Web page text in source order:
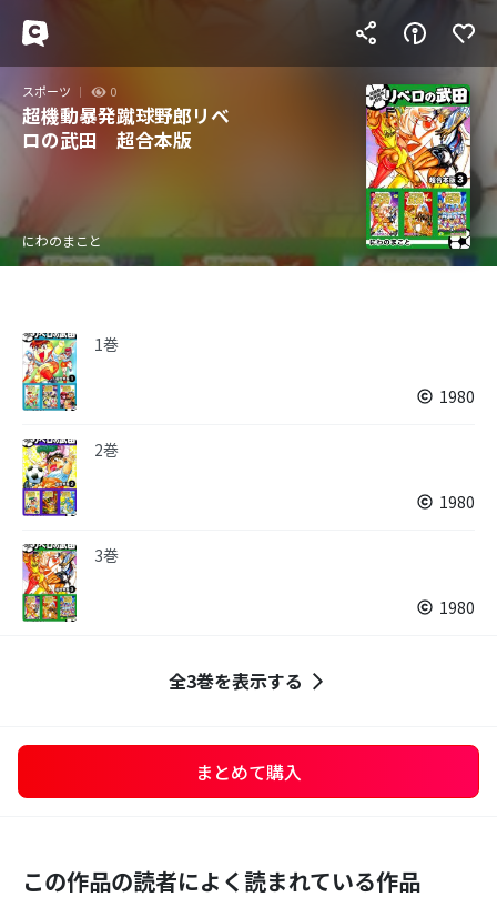
スポーツ 0
超機動暴発蹴球野郎リベ
ロの武田 超合本版
にわのまこと
1巻
1980
2巻
1980
3巻
1980
全3巻を表示する
まとめて購入
この作品の読者によく読まれている作品